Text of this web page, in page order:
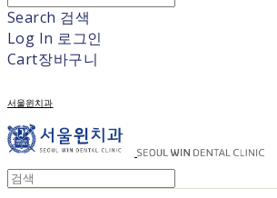
Search 검색
Log In 로그인
Cart장바구니
서울윈치과